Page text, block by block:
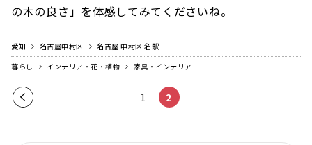
の木の良さ」を体感してみてくださいね。
愛知 名古屋中村区
名古屋 中村区 名駅
暮らし
インテリア・花・植物 家具・インテリア
前の
1 2